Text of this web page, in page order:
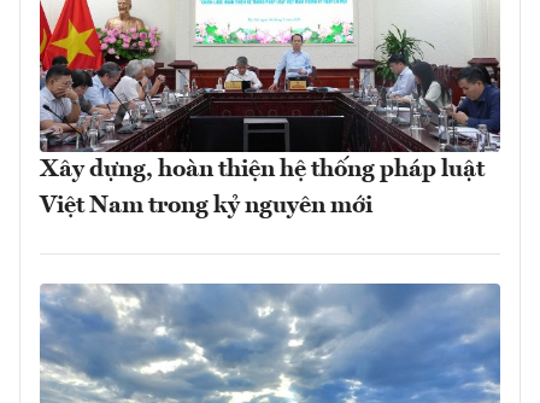
Xây dựng, hoàn thiện hệ thống pháp luật
Việt Nam trong kỷ nguyên mới